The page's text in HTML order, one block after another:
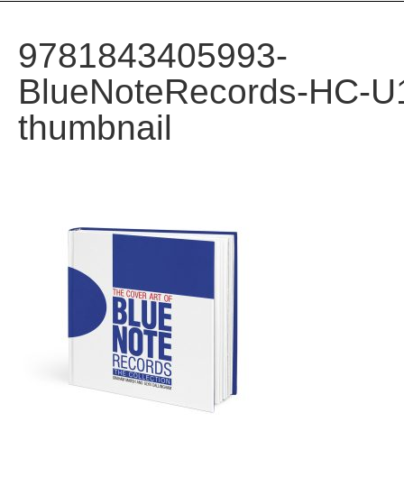
9781843405993-
BlueNoteRecords-HC-
thumbnail